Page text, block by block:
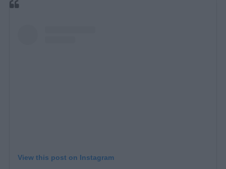
View this post on Instagram